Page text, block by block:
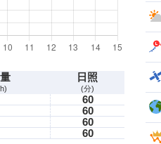
日照
(分)
60
60
60
60